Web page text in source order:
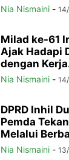
Nia Nismaini -
Milad ke-61
Ajak Hadapi
dengan
Nia Nismaini -
DPRD Inhil
Pemda
Melalui
Nia Nismaini -